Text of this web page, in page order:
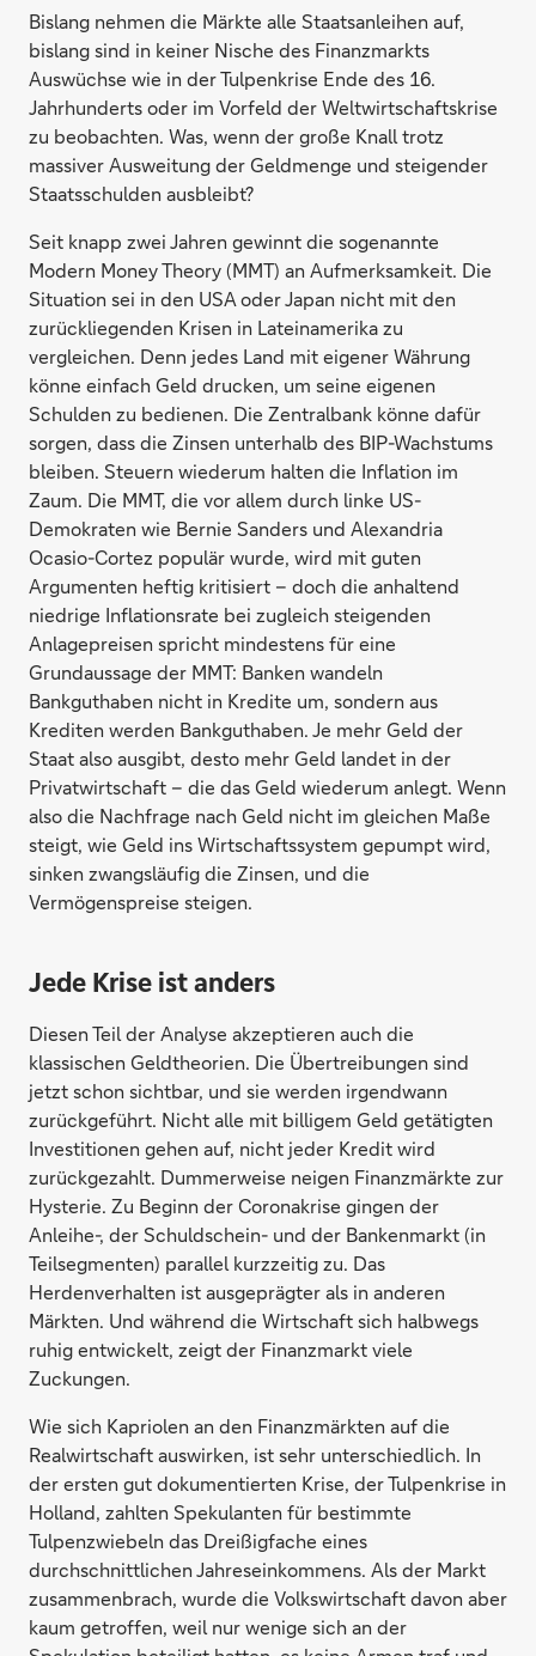
Bislang nehmen die Märkte alle Staatsanleihen auf,
bislang sind in keiner Nische des Finanzmarkts
Auswüchse wie in der Tulpenkrise Ende des 16.
Jahrhunderts oder im Vorfeld der Weltwirtschaftskrise
zu beobachten. Was, wenn der große Knall trotz
massiver Ausweitung der Geldmenge und steigender
Staatsschulden ausbleibt?
Seit knapp zwei Jahren gewinnt die sogenannte
Modern Money Theory (MMT) an Aufmerksamkeit. Die
Situation sei in den USA oder Japan nicht mit den
zurückliegenden Krisen in Lateinamerika zu
vergleichen. Denn jedes Land mit eigener Währung
könne einfach Geld drucken, um seine eigenen
Schulden zu bedienen. Die Zentralbank könne dafür
sorgen, dass die Zinsen unterhalb des BIP-Wachstums
bleiben. Steuern wiederum halten die Inflation im
Zaum. Die MMT, die vor allem durch linke US-
Demokraten wie Bernie Sanders und Alexandria
Ocasio-Cortez populär wurde, wird mit guten
Argumenten heftig kritisiert – doch die anhaltend
niedrige Inflationsrate bei zugleich steigenden
Anlagepreisen spricht mindestens für eine
Grundaussage der MMT: Banken wandeln
Bankguthaben nicht in Kredite um, sondern aus
Krediten werden Bankguthaben. Je mehr Geld der
Staat also ausgibt, desto mehr Geld landet in der
Privatwirtschaft – die das Geld wiederum anlegt. Wenn
also die Nachfrage nach Geld nicht im gleichen Maße
steigt, wie Geld ins Wirtschaftssystem gepumpt wird,
sinken zwangsläufig die Zinsen, und die
Vermögenspreise steigen.
Jede Krise ist anders
Diesen Teil der Analyse akzeptieren auch die
klassischen Geldtheorien. Die Übertreibungen sind
jetzt schon sichtbar, und sie werden irgendwann
zurückgeführt. Nicht alle mit billigem Geld getätigten
Investitionen gehen auf, nicht jeder Kredit wird
zurückgezahlt. Dummerweise neigen Finanzmärkte zur
Hysterie. Zu Beginn der Coronakrise gingen der
Anleihe-, der Schuldschein- und der Bankenmarkt (in
Teilsegmenten) parallel kurzzeitig zu. Das
Herdenverhalten ist ausgeprägter als in anderen
Märkten. Und während die Wirtschaft sich halbwegs
ruhig entwickelt, zeigt der Finanzmarkt viele
Zuckungen.
Wie sich Kapriolen an den Finanzmärkten auf die
Realwirtschaft auswirken, ist sehr unterschiedlich. In
der ersten gut dokumentierten Krise, der Tulpenkrise in
Holland, zahlten Spekulanten für bestimmte
Tulpenzwiebeln das Dreißigfache eines
durchschnittlichen Jahreseinkommens. Als der Markt
zusammenbrach, wurde die Volkswirtschaft davon aber
kaum getroffen, weil nur wenige sich an der